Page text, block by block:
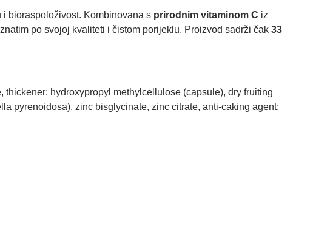
bioraspoloživost. Kombinovana s prirodnim vitaminom C iz
po svojoj kvaliteti i čistom porijeklu. Proizvod sadrži čak 33
hydroxypropyl methylcellulose (capsule), dry fruiting
pyrenoidosa), zinc bisglycinate, zinc citrate, anti-caking agent: